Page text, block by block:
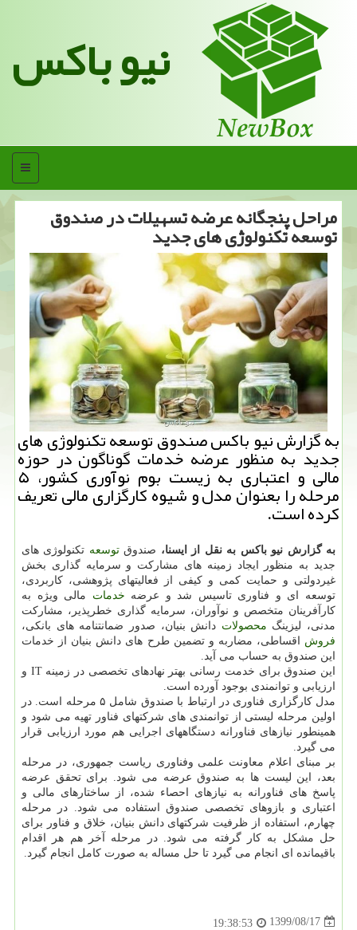
نیو باکس
منو
مراحل پنجگانه عرضه تسهیلات در صندوق
توسعه تكنولوژی های جدید
به گزارش نیو باكس صندوق توسعه تكنولوژی های
جدید به منظور عرضه خدمات گوناگون در حوزه
مالی و اعتباری به زیست بوم نوآوری كشور، ۵
مرحله را بعنوان مدل و شیوه كارگزاری مالی تعریف
كرده است.
به گزارش نیو باکس به نقل از ایسنا، صندوقتوسعه تکنولوژی های
جدید به منظور ایجاد زمینه های مشارکت و سرمایه گذاری بخش
غیردولتی و حمایت کمی و کیفی از فعالیتهای پژوهشی، کاربردی،
توسعه ای و فناوری تاسیس شد و عرضه خدمات مالی ویژه به
کارآفرینان متخصص و نوآوران، سرمایه گذاری خطرپذیر، مشارکت
مدنی، لیزینگ محصولات دانش بنیان، صدور ضمانتنامه های بانکی،
فروش اقساطی، مضاربه و تضمین طرح های دانش بنیان از خدمات
این صندوق به حساب می آید.
این صندوق برای خدمت رسانی بهتر نهادهای تخصصی در زمینه IT و
ارزیابی و توانمندی بوجود آورده است.
مدل کارگزاری فناوری در ارتباط با صندوق شامل ۵ مرحله است. در
اولین مرحله لیستی از توانمندی های شرکتهای فناور تهیه می شود و
همینطور نیازهای فناورانه دستگاههای اجرایی هم مورد ارزیابی قرار
می گیرد.
بر مبنای اعلام معاونت علمی وفناوری ریاست جمهوری، در مرحله
بعد، این لیست ها به صندوق عرضه می شود. برای تحقق عرضه
پاسخ های فناورانه به نیازهای احصاء شده، از ساختارهای مالی و
اعتباری و بازوهای تخصصی صندوق استفاده می شود. در مرحله
چهارم، استفاده از ظرفیت شرکتهای دانش بنیان، خلاق و فناور برای
حل مشکل به کار گرفته می شود. در مرحله آخر هم هر اقدام
باقیمانده ای انجام می گیرد تا حل مساله به صورت کامل انجام گیرد.
1399/08/17
19:38:53